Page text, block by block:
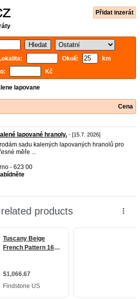
Přidat inzerát
Okolí:
km
Kč
lapovane
Cena
lapované hranoly. - [15.7. 2026]
sadu kalených lapovaných hranolů pro
měře ...
- 623 00